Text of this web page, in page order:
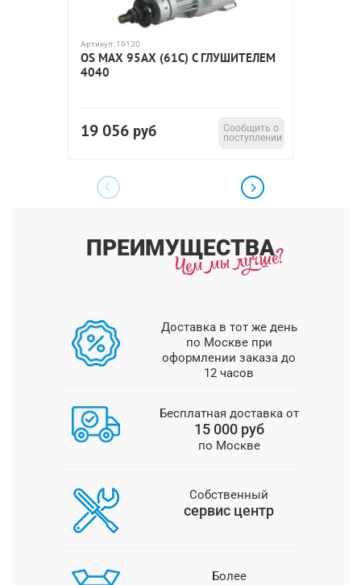
Артикул: 19120
OS MAX 95AX (61C) С ГЛУШИТЕЛЕМ
4040
19 056 руб
Сообщить о
поступлении
ПРЕИМУЩЕСТВА
Доставка в тот же день
по Москве при
оформлении заказа до
12 часов
Бесплатная доставка от
15 000 руб
по Москве
Собственный
сервис центр
Более